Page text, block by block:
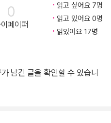
데이터도 적극 활용해 조사기
또한 주요 키워드에 대한 감성
결론은
압축할 수 있다. ME, US, GR
의 성장을 도모하는 이들이니
은 시장의 기회가 열리고 있다.
0
페이퍼
읽고 싶어요 7명
읽고 있어요 0명
읽었어요 17명
남긴 글을 확인할 수 있습니